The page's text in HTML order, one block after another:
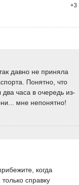
+3
давно не приняла
Понятно, что
часа в очередь из-
мне непонятно!
когда
справку